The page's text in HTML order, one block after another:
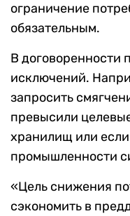
ограничение
обязательным.
В договоренности
исключений.
запросить
превысили
хранилищ или
промышленности
«Цель снижения
сэкономить в